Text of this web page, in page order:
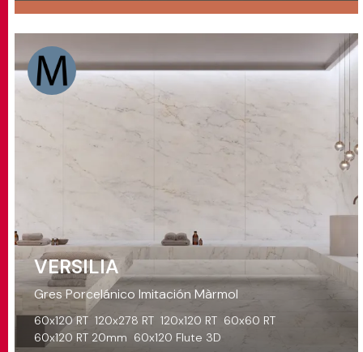
VERSILIA
Gres Porcelánico Imitación Màrmol
60x120 RT 120x278 RT 120x120 RT 60x60 RT
60x120 RT 20mm 60x120 Flute 3D